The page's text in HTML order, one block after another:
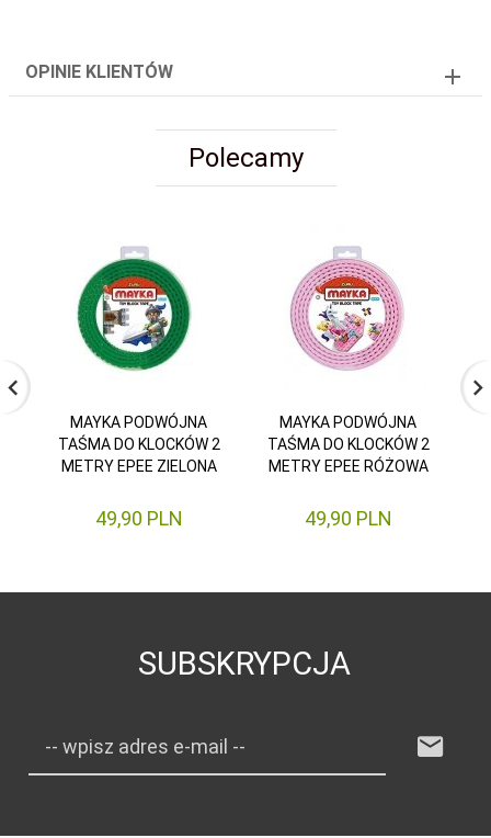
OPINIE KLIENTÓW
Polecamy
MAYKA PODWÓJNA
TAŚMA DO KLOCKÓW 2
METRY EPEE ZIELONA
49,90 PLN
MAYKA PODWÓJNA
TAŚMA DO KLOCKÓW 2
METRY EPEE RÓŻOWA
49,90 PLN
SUBSKRYPCJA
-- wpisz adres e-mail --